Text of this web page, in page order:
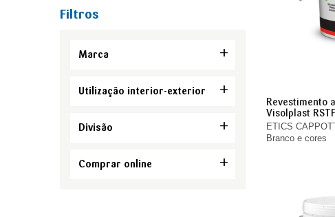
Filtros
Marca
Utilização interior-exterior
Divisão
Comprar online
Revestimento
Visolplast RSTF
ETICS
Branco e cores